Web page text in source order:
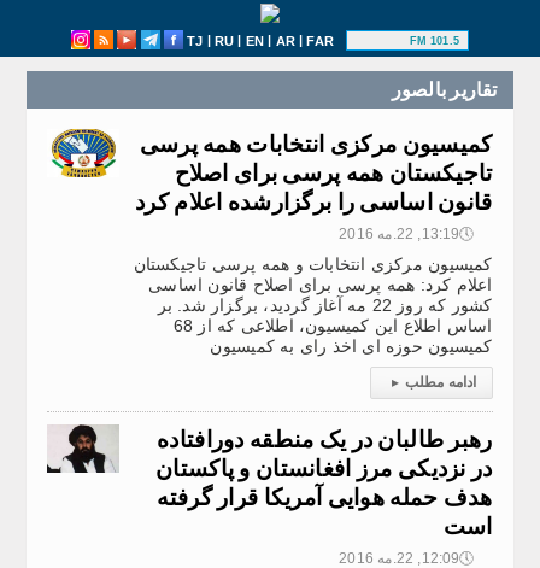
TJ | RU | EN | AR|FAR 101.5 FM
تقارير بالصور
كمیسیون مرکزی انتخابات همه پرسی
تاجیکستان همه پرسی برای اصلاح
قانون اساسی را برگزارشده اعلام کرد
🕔13:19, 22.مه 2016
كمیسیون مرکزی انتخابات و همه پرسی تاجیکستان
اعلام کرد: همه پرسی برای اصلاح قانون اساسی
کشور که روز 22 مه آغاز گردید، برگزار شد. بر
اساس اطلاع این کمیسیون، اطلاعی که از 68
کمیسیون حوزه ای اخذ رای به کمیسیون
ادامه مطلب ▸
رهبر طالبان در یک منطقه دورافتاده
در نزدیکی مرز افغانستان و پاکستان
هدف حمله هوایی آمریکا قرار گرفته
است
🕔12:09, 22.مه 2016